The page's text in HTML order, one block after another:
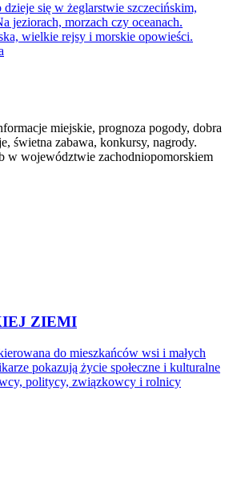
się w żeglarstwie szczecińskim,
jeziorach, morzach czy oceanach.
wielkie rejsy i morskie opowieści.
miejskie, prognoza pogody, dobra
świetna zabawa, konkursy, nagrody.
w województwie zachodniopomorskiem
ZIEMI
do mieszkańców wsi i małych
pokazują życie społeczne i kulturalne
politycy, związkowcy i rolnicy